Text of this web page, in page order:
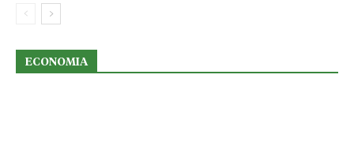
ECONOMIA